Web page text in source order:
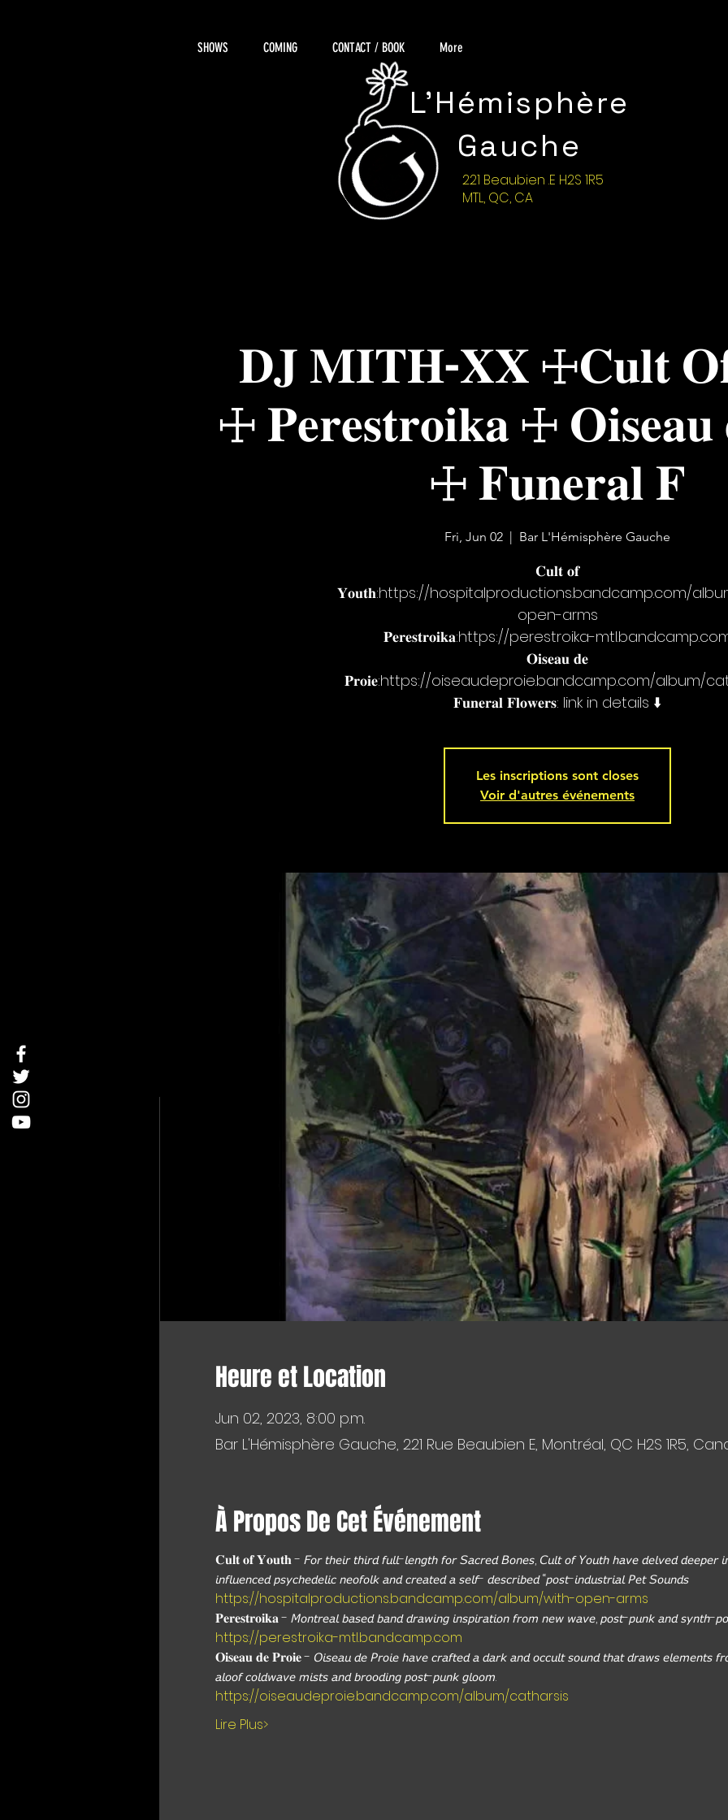
221 Beaubien .E H2S 1R5
MTL, QC, CA
L'Hémisphère
Gauche
SHOWS COMING CONTACT / BOOK More
𝐃𝐉 𝐌𝐈𝐓𝐇-𝐗𝐗 ☩𝐂𝐮𝐥𝐭
☩ 𝐏𝐞𝐫𝐞𝐬𝐭𝐫𝐨𝐢𝐤𝐚 ☩ 𝐎𝐢𝐬𝐞𝐚𝐮
☩ 𝐅𝐮𝐧𝐞𝐫𝐚𝐥 𝐅
Fri, Jun 02
  |
Bar L'Hémisphère Gauche
𝐂𝐮𝐥𝐭 𝐨𝐟
𝐘𝐨𝐮𝐭𝐡:https://hospitalproductions.bandcamp.com/
open-arms
𝐏𝐞𝐫𝐞𝐬𝐭𝐫𝐨𝐢𝐤𝐚:https://perestroika-
𝐎𝐢𝐬𝐞𝐚𝐮 𝐝𝐞
𝐏𝐫𝐨𝐢𝐞:https://oiseaudeproie.bandcamp.com/album/
𝐅𝐮𝐧𝐞𝐫𝐚𝐥 𝐅𝐥𝐨𝐰𝐞𝐫𝐬: link in details ⬇️
Les inscriptions sont closes
Voir d'autres événements
Heure et Location
Jun 02, 2023, 8:00 p.m.
Bar L'Hémisphère Gauche, 221 Rue Beaubien E, Montréal, QC H2S 1R5,
À Propos De Cet Événement
𝐂𝐮𝐥𝐭 𝐨𝐟 𝐘𝐨𝐮𝐭𝐡 - 𝘍𝘰𝘳 𝘵𝘩𝘦𝘪𝘳 𝘵𝘩𝘪𝘳𝘥 𝘧𝘶𝘭𝘭-𝘭𝘦𝘯𝘨𝘵𝘩 𝘧𝘰𝘳 𝘚𝘢𝘤𝘳𝘦𝘥 𝘉𝘰𝘯𝘦𝘴, 𝘊𝘶𝘭𝘵 𝘰𝘧 𝘠𝘰𝘶𝘵𝘩 𝘩𝘢𝘷𝘦 𝘥𝘦𝘭𝘷𝘦𝘥 𝘥𝘦𝘦𝘱𝘦𝘳
𝘪𝘯𝘧𝘭𝘶𝘦𝘯𝘤𝘦𝘥 𝘱𝘴𝘺𝘤𝘩𝘦𝘥𝘦𝘭𝘪𝘤 𝘯𝘦𝘰𝘧𝘰𝘭𝘬 𝘢𝘯𝘥 𝘤𝘳𝘦𝘢𝘵𝘦𝘥 𝘢 𝘴𝘦𝘭𝘧- 𝘥𝘦𝘴𝘤𝘳𝘪𝘣𝘦𝘥 “𝘱𝘰𝘴𝘵-𝘪𝘯𝘥𝘶𝘴𝘵𝘳𝘪𝘢𝘭 𝘗𝘦𝘵 𝘚𝘰𝘶𝘯𝘥𝘴
https://hospitalproductions.bandcamp.com/album/with-open-arms
𝐏𝐞𝐫𝐞𝐬𝐭𝐫𝐨𝐢𝐤𝐚 - 𝘔𝘰𝘯𝘵𝘳𝘦𝘢𝘭 𝘣𝘢𝘴𝘦𝘥 𝘣𝘢𝘯𝘥 𝘥𝘳𝘢𝘸𝘪𝘯𝘨 𝘪𝘯𝘴𝘱𝘪𝘳𝘢𝘵𝘪𝘰𝘯 𝘧𝘳𝘰𝘮 𝘯𝘦𝘸 𝘸𝘢𝘷𝘦, 𝘱𝘰𝘴𝘵-𝘱𝘶𝘯𝘬 𝘢𝘯𝘥 𝘴𝘺𝘯𝘵𝘩-
https://perestroika-mtl.bandcamp.com
𝐎𝐢𝐬𝐞𝐚𝐮 𝐝𝐞 𝐏𝐫𝐨𝐢𝐞 - 𝘖𝘪𝘴𝘦𝘢𝘶 𝘥𝘦 𝘗𝘳𝘰𝘪𝘦 𝘩𝘢𝘷𝘦 𝘤𝘳𝘢𝘧𝘵𝘦𝘥 𝘢 𝘥𝘢𝘳𝘬 𝘢𝘯𝘥 𝘰𝘤𝘤𝘶𝘭𝘵 𝘴𝘰𝘶𝘯𝘥 𝘵𝘩𝘢𝘵 𝘥𝘳𝘢𝘸𝘴 𝘦𝘭𝘦𝘮𝘦𝘯𝘵𝘴
𝘢𝘭𝘰𝘰𝘧 𝘤𝘰𝘭𝘥𝘸𝘢𝘷𝘦 𝘮𝘪𝘴𝘵𝘴 𝘢𝘯𝘥 𝘣𝘳𝘰𝘰𝘥𝘪𝘯𝘨 𝘱𝘰𝘴𝘵-𝘱𝘶𝘯𝘬 𝘨𝘭𝘰𝘰𝘮.
https://oiseaudeproie.bandcamp.com/album/catharsis
Lire Plus>